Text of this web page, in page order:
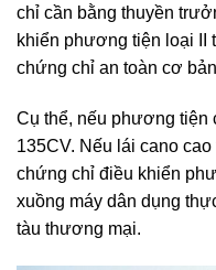
chỉ cần bằng thuyền
khiển phương tiện loại II
chứng chỉ an toàn cơ
Cụ thể, nếu phương tiện
135CV. Nếu lái cano
chứng chỉ điều khiển
xuồng máy dân dụng
tàu thương mại.